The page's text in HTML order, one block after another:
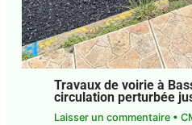
Travaux de voirie à
circulation perturbée
Laisser un commentaire •